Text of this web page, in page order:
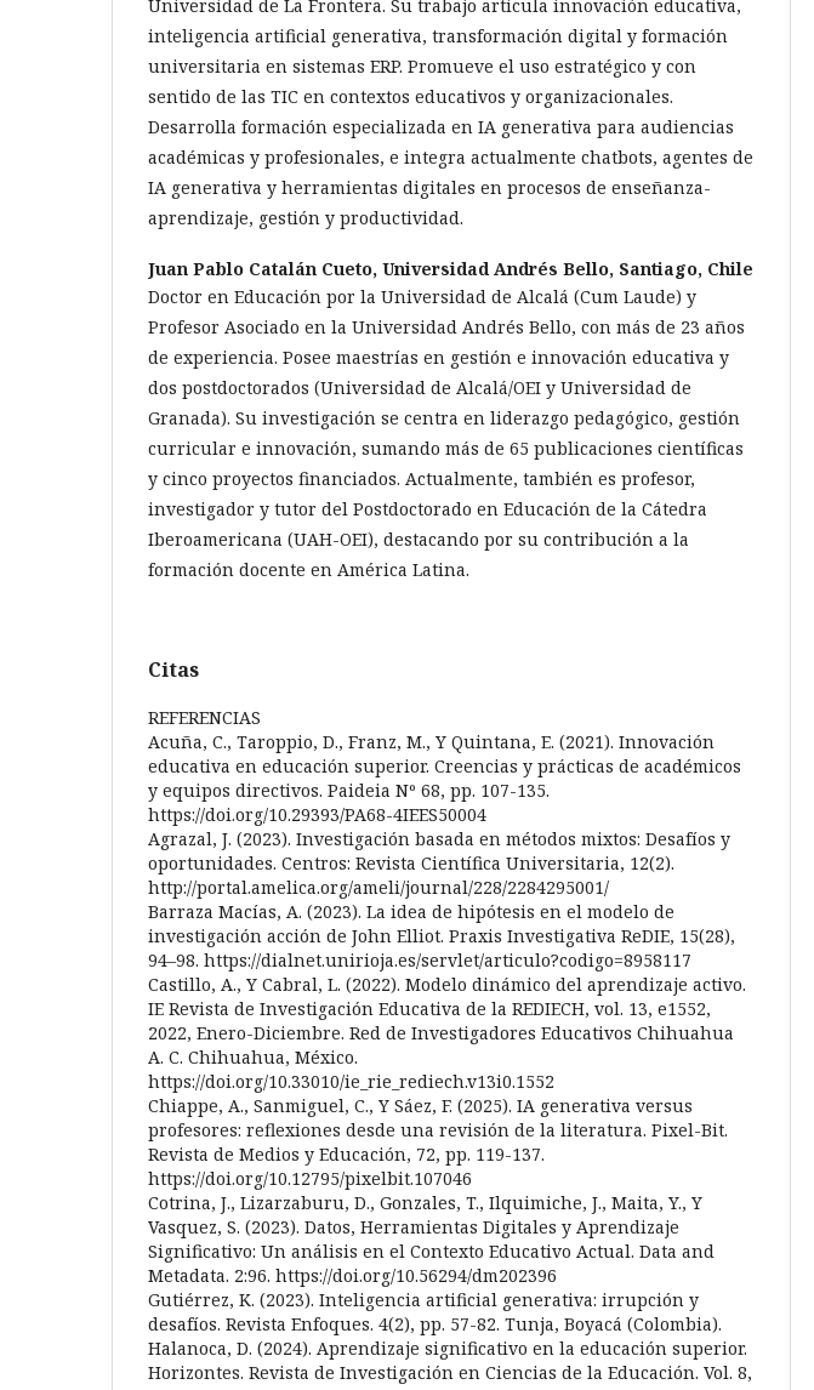
Universidad de La Frontera. Su trabajo articula innovación educativa,
inteligencia artificial generativa, transformación digital y formación
universitaria en sistemas ERP. Promueve el uso estratégico y con
sentido de las TIC en contextos educativos y organizacionales.
Desarrolla formación especializada en IA generativa para audiencias
académicas y profesionales, e integra actualmente chatbots, agentes de
IA generativa y herramientas digitales en procesos de enseñanza-
aprendizaje, gestión y productividad.
Juan Pablo Catalán Cueto, Universidad Andrés Bello, Santiago, Chile
Doctor en Educación por la Universidad de Alcalá (Cum Laude) y
Profesor Asociado en la Universidad Andrés Bello, con más de 23 años
de experiencia. Posee maestrías en gestión e innovación educativa y
dos postdoctorados (Universidad de Alcalá/OEI y Universidad de
Granada). Su investigación se centra en liderazgo pedagógico, gestión
curricular e innovación, sumando más de 65 publicaciones científicas
y cinco proyectos financiados. Actualmente, también es profesor,
investigador y tutor del Postdoctorado en Educación de la Cátedra
Iberoamericana (UAH-OEI), destacando por su contribución a la
formación docente en América Latina.
Citas
REFERENCIAS
Acuña, C., Taroppio, D., Franz, M., Y Quintana, E. (2021). Innovación
educativa en educación superior. Creencias y prácticas de académicos
y equipos directivos. Paideia Nº 68, pp. 107-135.
https://doi.org/10.29393/PA68-4IEES50004
Agrazal, J. (2023). Investigación basada en métodos mixtos: Desafíos y
oportunidades. Centros: Revista Científica Universitaria, 12(2).
http://portal.amelica.org/ameli/journal/228/2284295001/
Barraza Macías, A. (2023). La idea de hipótesis en el modelo de
investigación acción de John Elliot. Praxis Investigativa ReDIE, 15(28),
94–98. https://dialnet.unirioja.es/servlet/articulo?codigo=8958117
Castillo, A., Y Cabral, L. (2022). Modelo dinámico del aprendizaje activo.
IE Revista de Investigación Educativa de la REDIECH, vol. 13, e1552,
2022, Enero-Diciembre. Red de Investigadores Educativos Chihuahua
A. C. Chihuahua, México.
https://doi.org/10.33010/ie_rie_rediech.v13i0.1552
Chiappe, A., Sanmiguel, C., Y Sáez, F. (2025). IA generativa versus
profesores: reflexiones desde una revisión de la literatura. Pixel-Bit.
Revista de Medios y Educación, 72, pp. 119-137.
https://doi.org/10.12795/pixelbit.107046
Cotrina, J., Lizarzaburu, D., Gonzales, T., Ilquimiche, J., Maita, Y., Y
Vasquez, S. (2023). Datos, Herramientas Digitales y Aprendizaje
Significativo: Un análisis en el Contexto Educativo Actual. Data and
Metadata. 2:96. https://doi.org/10.56294/dm202396
Gutiérrez, K. (2023). Inteligencia artificial generativa: irrupción y
desafíos. Revista Enfoques. 4(2), pp. 57-82. Tunja, Boyacá (Colombia).
Halanoca, D. (2024). Aprendizaje significativo en la educación superior.
Horizontes. Revista de Investigación en Ciencias de la Educación. Vol. 8,